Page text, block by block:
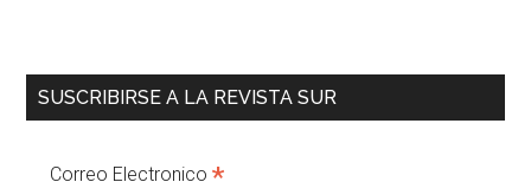
SUSCRIBIRSE A LA REVISTA SUR
Correo Electronico*